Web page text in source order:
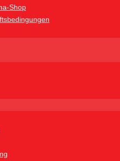
Shop